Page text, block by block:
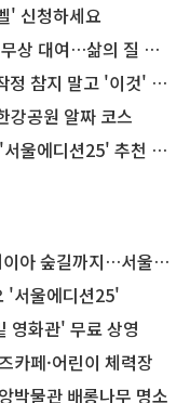
' 신청하세요
여…삶의 질 높인다
말고 '이것' 해보세요!
강공원 알짜 코스
에디션25' 추천 코스
까지…서울둘레길 15코스
'서울에디션25'
영화관' 무료 상영
카페·어린이 체력장
박물관 배롱나무 명소